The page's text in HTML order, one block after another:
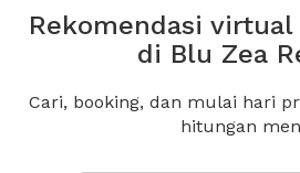
Rekomendasi
di Blu Zea
Cari, booking, dan mulai hari
hitungan